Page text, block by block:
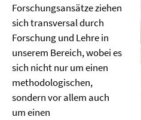
Forschungsansätze ziehen
sich transversal durch
Forschung und Lehre in
unserem Bereich, wobei es
sich nicht nur um einen
methodologischen,
sondern vor allem auch
um einen